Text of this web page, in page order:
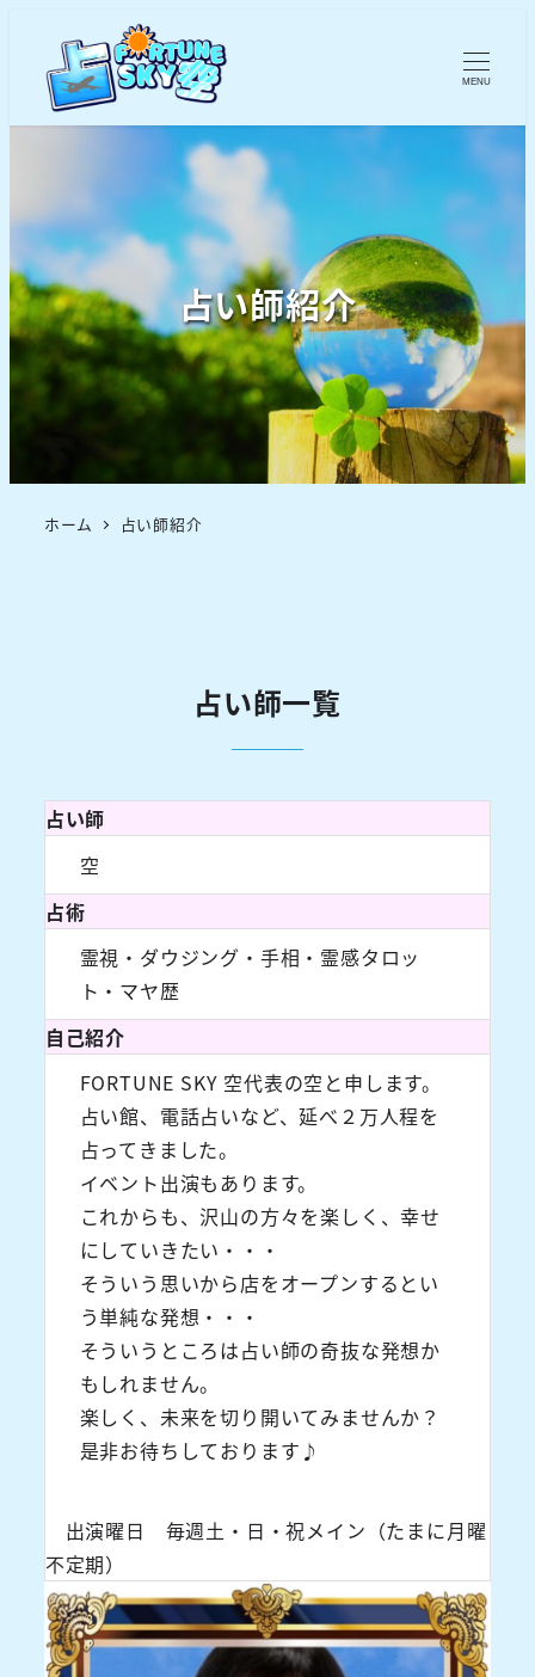
MENU
占い師紹介
ホーム 占い師紹介
占い師一覧
占い師
空
占術
霊視・ダウジング・手相・霊感タロッ
ト・マヤ歴
自己紹介
FORTUNE SKY 空代表の空と申します。
占い館、電話占いなど、延べ２万人程を
占ってきました。
イベント出演もあります。
これからも、沢山の方々を楽しく、幸せ
にしていきたい・・・
そういう思いから店をオープンするとい
う単純な発想・・・
そういうところは占い師の奇抜な発想か
もしれません。
楽しく、未来を切り開いてみませんか？
是非お待ちしております♪
出演曜日 毎週土・日・祝メイン（たまに月曜
不定期）